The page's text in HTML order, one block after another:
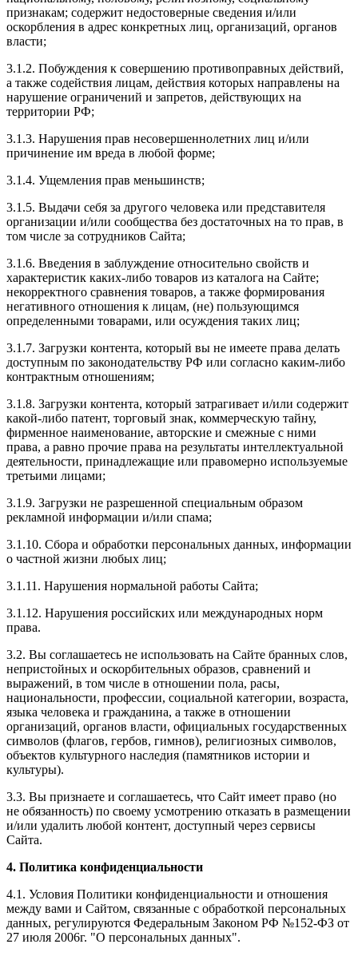
признакам; содержит недостоверные сведения и/или
оскорбления в адрес конкретных лиц, организаций, органов
власти;
3.1.2. Побуждения к совершению противоправных действий,
а также содействия лицам, действия которых направлены на
нарушение ограничений и запретов, действующих на
территории РФ;
3.1.3. Нарушения прав несовершеннолетних лиц и/или
причинение им вреда в любой форме;
3.1.4. Ущемления прав меньшинств;
3.1.5. Выдачи себя за другого человека или представителя
организации и/или сообщества без достаточных на то прав, в
том числе за сотрудников Сайта;
3.1.6. Введения в заблуждение относительно свойств и
характеристик каких-либо товаров из каталога на Сайте;
некорректного сравнения товаров, а также формирования
негативного отношения к лицам, (не) пользующимся
определенными товарами, или осуждения таких лиц;
3.1.7. Загрузки контента, который вы не имеете права делать
доступным по законодательству РФ или согласно каким-либо
контрактным отношениям;
3.1.8. Загрузки контента, который затрагивает и/или содержит
какой-либо патент, торговый знак, коммерческую тайну,
фирменное наименование, авторские и смежные с ними
права, а равно прочие права на результаты интеллектуальной
деятельности, принадлежащие или правомерно используемые
третьими лицами;
3.1.9. Загрузки не разрешенной специальным образом
рекламной информации и/или спама;
3.1.10. Сбора и обработки персональных данных, информации
о частной жизни любых лиц;
3.1.11. Нарушения нормальной работы Сайта;
3.1.12. Нарушения российских или международных норм
права.
3.2. Вы соглашаетесь не использовать на Сайте бранных слов,
непристойных и оскорбительных образов, сравнений и
выражений, в том числе в отношении пола, расы,
национальности, профессии, социальной категории, возраста,
языка человека и гражданина, а также в отношении
организаций, органов власти, официальных государственных
символов (флагов, гербов, гимнов), религиозных символов,
объектов культурного наследия (памятников истории и
культуры).
3.3. Вы признаете и соглашаетесь, что Сайт имеет право (но
не обязанность) по своему усмотрению отказать в размещении
и/или удалить любой контент, доступный через сервисы
Сайта.
4. Политика конфиденциальности
4.1. Условия Политики конфиденциальности и отношения
между вами и Сайтом, связанные с обработкой персональных
данных, регулируются Федеральным Законом РФ №152-ФЗ от
27 июля 2006г. "О персональных данных".